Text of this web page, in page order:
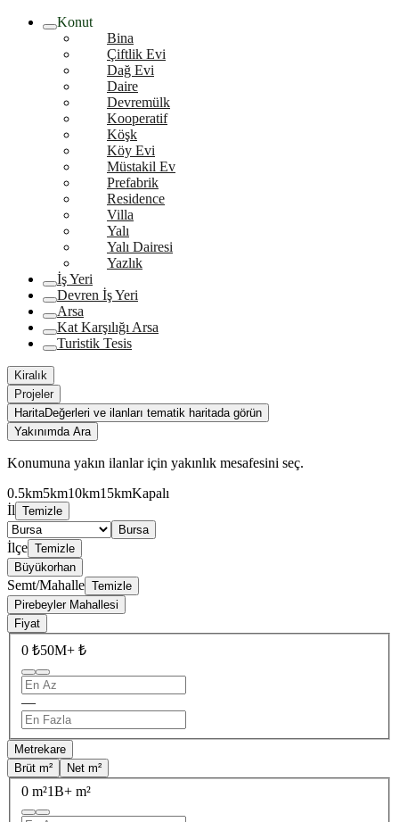
Konut
Bina
Çiftlik Evi
Dağ Evi
Daire
Devremülk
Kooperatif
Köşk
Köy Evi
Müstakil Ev
Prefabrik
Residence
Villa
Yalı
Yalı Dairesi
Yazlık
İş Yeri
Devren İş Yeri
Arsa
Kat Karşılığı Arsa
Turistik Tesis
Kiralık
Projeler
HaritaDeğerleri ve ilanları tematik haritada görün
Yakınımda Ara
Konumuna yakın ilanlar için yakınlık mesafesini seç.
0.5km5km10km15kmKapalı
İl Temizle
Bursa
İlçe Temizle
Büyükorhan
Semt/Mahalle Temizle
Pirebeyler Mahallesi
Fiyat
0 ₺50M+ ₺
—
Metrekare
Brüt m²
Net m²
0 m²1B+ m²